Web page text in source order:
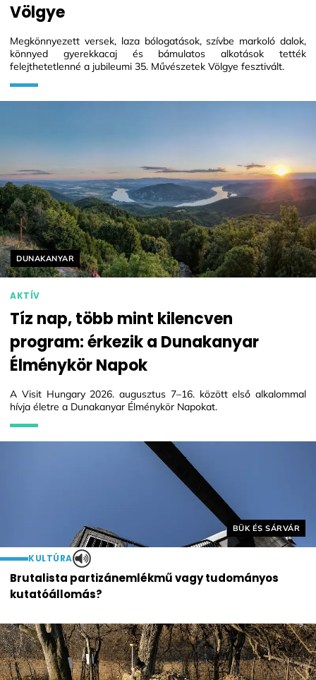
Völgye
Megkönnyezett versek, laza bólogatások, szívbe markoló dalok,
könnyed gyerekkacaj és bámulatos alkotások tették
felejthetetlenné a jubileumi 35. Művészetek Völgye fesztivált.
Helyszín címkék:
BÜK ÉS SÁRVÁR
KULTÚRA
Brutalista partizánemlékmű vagy tudományos
kutatóállomás?
Helyszín címkék:
DUNAKANYAR
AKTÍV
Tíz nap, több mint kilencven
program: érkezik a Dunakanyar
Élménykör Napok
A Visit Hungary 2026. augusztus 7–16. között első alkalommal
hívja életre a Dunakanyar Élménykör Napokat.